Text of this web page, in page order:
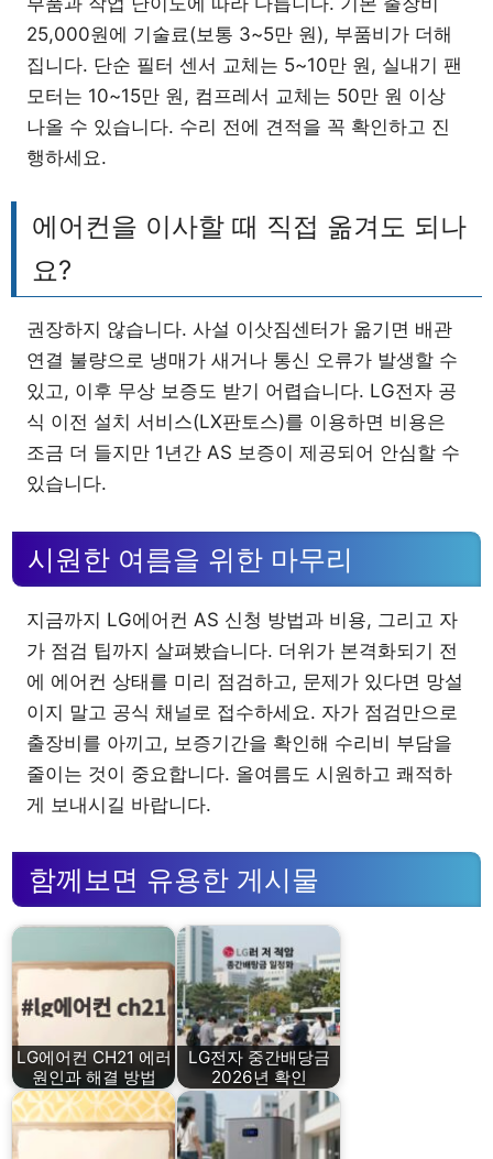
25,000원에 기술료(보통 3~5만 원), 부품비가 더해
집니다. 단순 필터 센서 교체는 5~10만 원, 실내기 팬
모터는 10~15만 원, 컴프레서 교체는 50만 원 이상
나올 수 있습니다. 수리 전에 견적을 꼭 확인하고 진
행하세요.
에어컨을 이사할 때 직접 옮겨도 되나
요?
권장하지 않습니다. 사설 이삿짐센터가 옮기면 배관
연결 불량으로 냉매가 새거나 통신 오류가 발생할 수
있고, 이후 무상 보증도 받기 어렵습니다. LG전자 공
식 이전 설치 서비스(LX판토스)를 이용하면 비용은
조금 더 들지만 1년간 AS 보증이 제공되어 안심할 수
있습니다.
시원한 여름을 위한 마무리
지금까지 LG에어컨 AS 신청 방법과 비용, 그리고 자
가 점검 팁까지 살펴봤습니다. 더위가 본격화되기 전
에 에어컨 상태를 미리 점검하고, 문제가 있다면 망설
이지 말고 공식 채널로 접수하세요. 자가 점검만으로
출장비를 아끼고, 보증기간을 확인해 수리비 부담을
줄이는 것이 중요합니다. 올여름도 시원하고 쾌적하
게 보내시길 바랍니다.
함께보면 유용한 게시물
LG에어컨 CH21 에러
원인과 해결 방법
LG전자 중간배당금
2026년 확인